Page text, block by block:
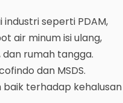
seperti PDAM,
air minum isi ulang,
rumah tangga.
dan MSDS.
baik terhadap kehalusan